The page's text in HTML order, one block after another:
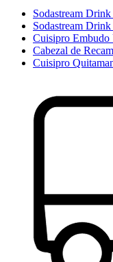
Sodastream
Sodastream
Cuisipro Embudo
Cabezal de
Cuisipro